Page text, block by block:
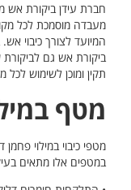
חברת עידן ביקורת אש
מעבדה מוסמכת לכל
המיועד לצורך כיבוי
ביקורת אש גם
תקין ומוכן לשימוש לכל
מטף
במטפים אלו מתאים